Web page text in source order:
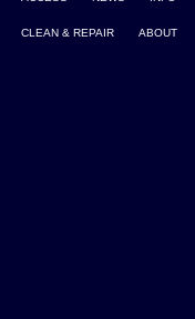
CLEAN & REPAIR ABOUT